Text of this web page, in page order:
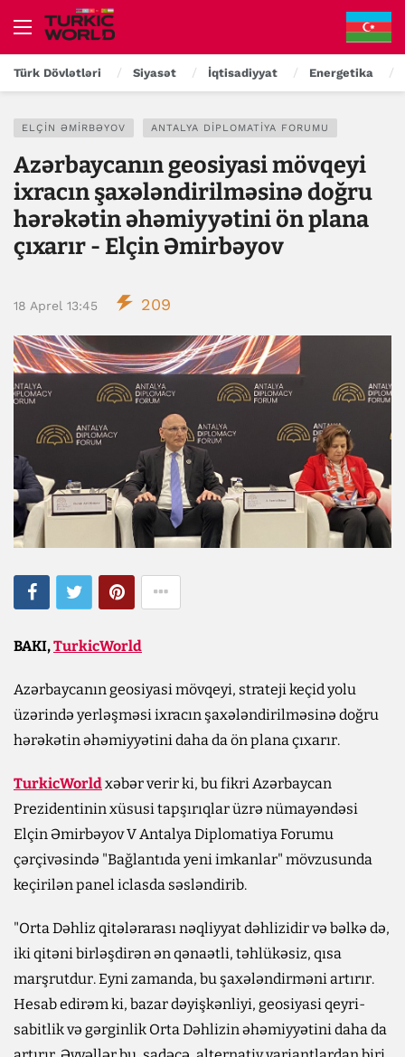
Türk Dövlətləri Siyasət İqtisadiyyat Energetika
ELÇIN ƏMIRBƏYOV ANTALYA DIPLOMATIYA FORUMU
Azərbaycanın geosiyasi mövqeyi
ixracın şaxələndirilməsinə doğru
hərəkətin əhəmiyyətini ön plana
çıxarır - Elçin Əmirbəyov
18 Aprel 13:45 209
BAKI,TurkicWorld
Azərbaycanın geosiyasi mövqeyi, strateji keçid yolu
üzərində yerləşməsi ixracın şaxələndirilməsinə doğru
hərəkətin əhəmiyyətini daha da ön plana çıxarır.
TurkicWorldxəbər verir ki, bu fikri Azərbaycan
Prezidentinin xüsusi tapşırıqlar üzrə nümayəndəsi
Elçin Əmirbəyov V Antalya Diplomatiya Forumu
çərçivəsində "Bağlantıda yeni imkanlar" mövzusunda
keçirilən panel iclasda səsləndirib.
"Orta Dəhliz qitələrarası nəqliyyat dəhlizidir və bəlkə də,
iki qitəni birləşdirən ən qənaətli, təhlükəsiz, qısa
marşrutdur. Eyni zamanda, bu şaxələndirməni artırır.
Hesab edirəm ki, bazar dəyişkənliyi, geosiyasi qeyri-
sabitlik və gərginlik Orta Dəhlizin əhəmiyyətini daha da